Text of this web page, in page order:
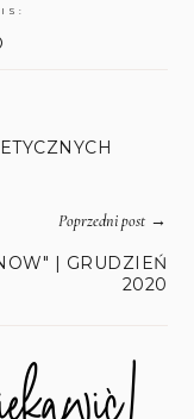
Poprzedni post→
| GRUDZIEŃ
2020